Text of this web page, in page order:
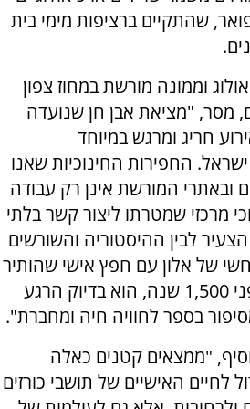
שהתקיים ברציפות מימי בית
וממונה מורשת במחוז צפון
מסר, "מציאת אבן חן שנועדה
חריג ומרגש במיוחד
החפירות החינוכיות שאנו
ובאתרי המורשת אינן רק עבודה
מרכזי שמטרתו ליצור קשר בלתי
לבין ההיסטוריה והשורשים
של אלון עם חפץ אישי שהותיר
אחריו אדם שחי פה לפני 1,500 שנה, הוא בדיוק הרגע
בספר לחוויה חיה ומחברת".
"ממצאים קטנים כאלה
לחיים האישיים של תושבי כורזים